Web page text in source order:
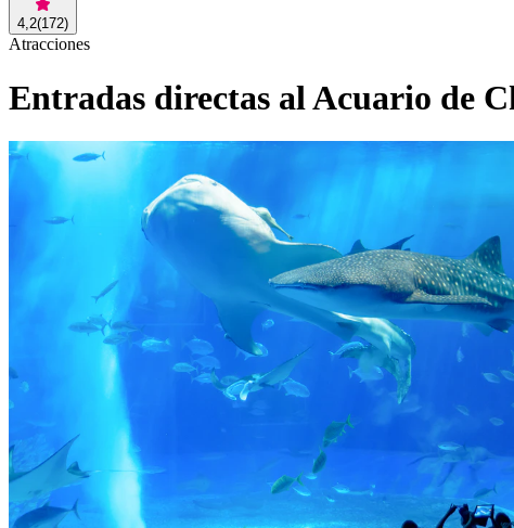
4,2(172)
Atracciones
Entradas directas al Acuario de